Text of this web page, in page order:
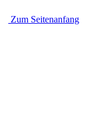
Zum Seitenanfang